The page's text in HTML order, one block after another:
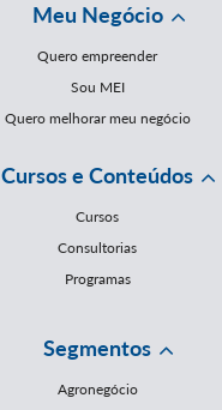
Meu Negócio
Quero empreender
Sou MEI
Quero melhorar meu negócio
Cursos e Conteúdos
Cursos
Consultorias
Programas
Segmentos
Agronegócio